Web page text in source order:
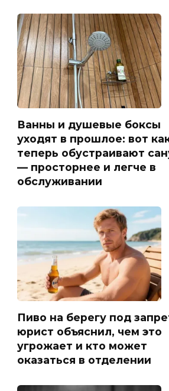
Ванны и душевые боксы
уходят в прошлое: вот
теперь обустраивают
— просторнее и легче в
обслуживании
Пиво на берегу под
юрист объяснил, чем это
угрожает и кто может
оказаться в отделении